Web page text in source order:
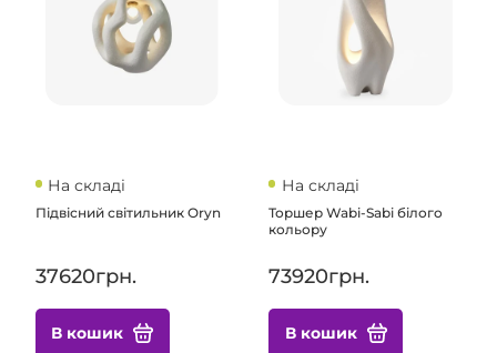
На складі
Підвісний світильник Oryn
37620грн.
В кошик
На складі
Торшер Wabi-Sabi білого
кольору
73920грн.
В кошик